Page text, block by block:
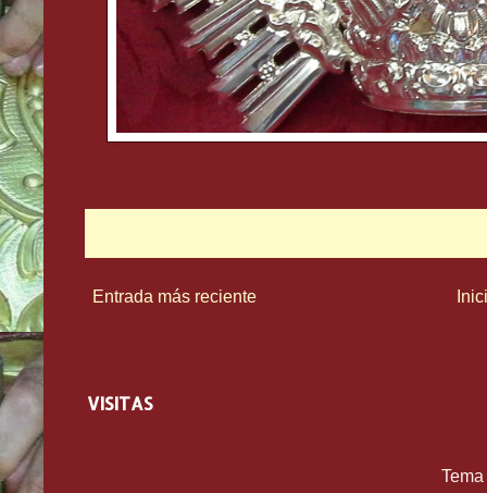
Entrada más reciente
VISITAS